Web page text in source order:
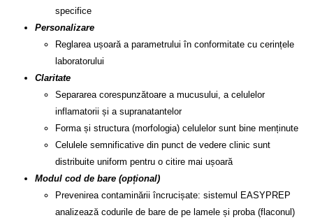
specifice
Personalizare
Reglarea ușoară a parametrului în conformitate cu cerințele
laboratorului
Claritate
Separarea corespunzătoare a mucusului, a celulelor
inflamatorii și a supranatantelor
Forma și structura (morfologia) celulelor sunt bine menținute
Celulele semnificative din punct de vedere clinic sunt
distribuite uniform pentru o citire mai ușoară
Modul cod de bare (opțional)
Prevenirea contaminării încrucișate: sistemul EASYPREP
analizează codurile de bare de pe lamele și proba (flaconul)